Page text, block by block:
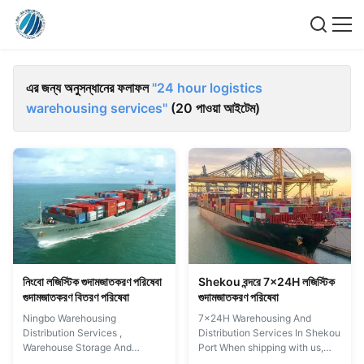
এর জন্য অনুসন্ধানের ফলাফল "24 hour logistics
warehousing services" (20 পাওয়া আইটেম)
নিংবো লজিস্টিক গুদামজাতকরণ পরিষেবা
গুদামজাতকরণ বিতরণ পরিষেবা
Ningbo Warehousing
Distribution Services ,
Warehouse Storage And
Shekou বন্দরে 7x24H লজিস্টিক
গুদামজাতকরণ পরিষেবা
7x24H Warehousing And
Distribution Services In Shekou
Port When shipping with us,